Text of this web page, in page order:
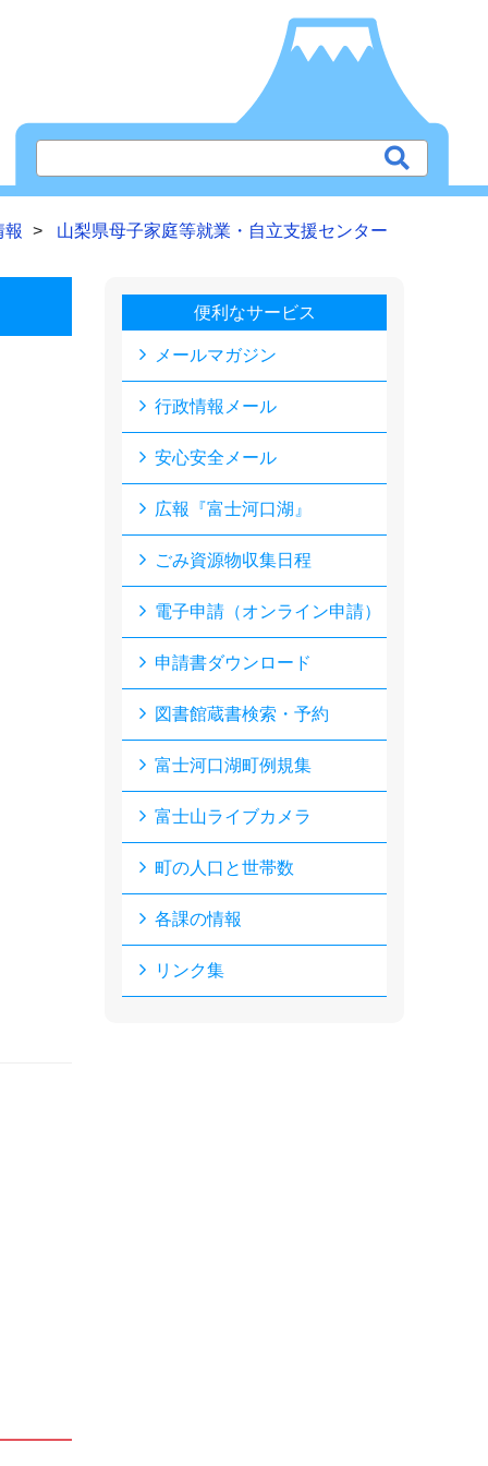
報 山梨県母子家庭等就業・自立支援センター
便利なサービス
メールマガジン
行政情報メール
安心安全メール
広報『富士河口湖』
ごみ資源物収集日程
電子申請（オンライン申請）
申請書ダウンロード
図書館蔵書検索・予約
富士河口湖町例規集
富士山ライブカメラ
町の人口と世帯数
各課の情報
リンク集